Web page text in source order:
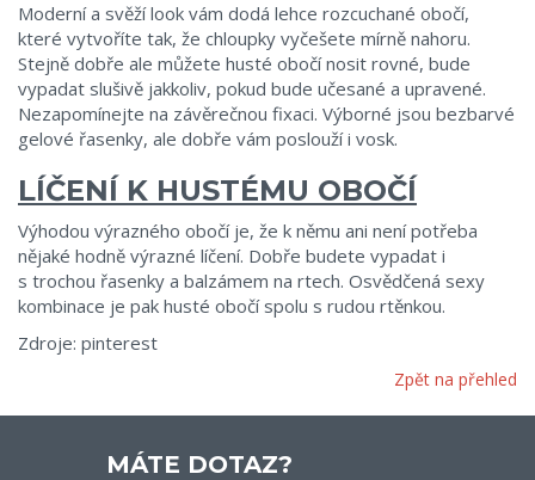
Moderní a svěží look vám dodá lehce rozcuchané obočí,
které vytvoříte tak, že chloupky vyčešete mírně nahoru.
Stejně dobře ale můžete husté obočí nosit rovné, bude
vypadat slušivě jakkoliv, pokud bude učesané a upravené.
Nezapomínejte na závěrečnou fixaci. Výborné jsou bezbarvé
gelové řasenky, ale dobře vám poslouží i vosk.
LÍČENÍ K HUSTÉMU OBOČÍ
Výhodou výrazného obočí je, že k němu ani není potřeba
nějaké hodně výrazné líčení. Dobře budete vypadat i
s trochou řasenky a balzámem na rtech. Osvědčená sexy
kombinace je pak husté obočí spolu s rudou rtěnkou.
Zdroje: pinterest
Zpět na přehled
MÁTE DOTAZ?